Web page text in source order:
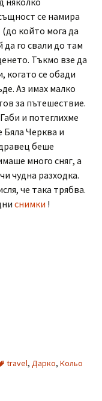
се намира
който мога да
да го свали до там
Тъкмо взе да
когато се обади
Аз имах малко
за пътешествие.
и потеглихме
Бяла Черква и
беше
много сняг, а
чудна разходка.
че така трябва.
снимки !
travel, Дарко, Кольо